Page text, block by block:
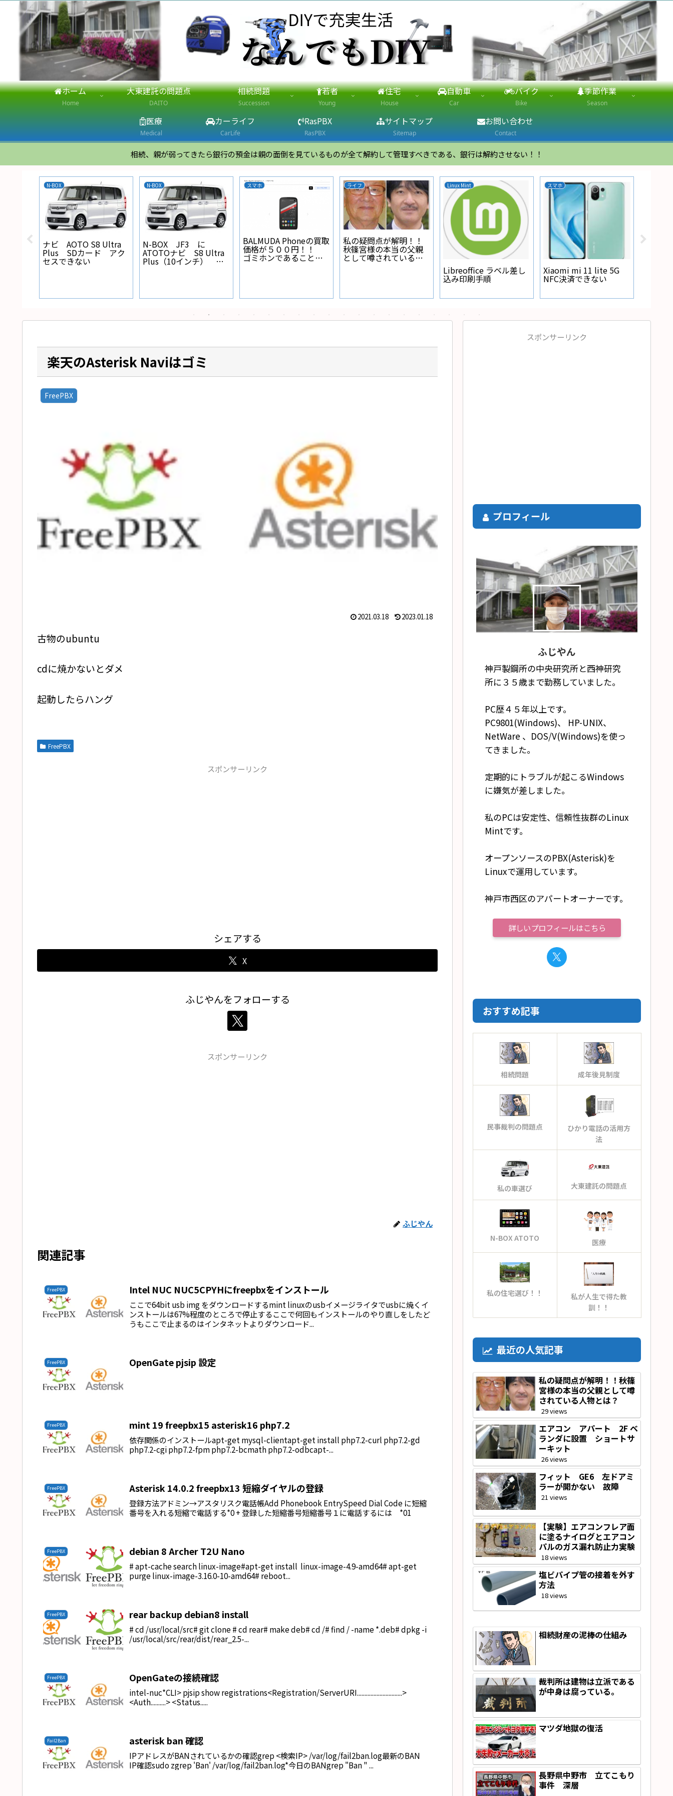
ホーム
Home
大東建託の問題点
DAITO
相続問題
Succession
若者
Young
住宅
House
自動車
Car
バイク
Bike
季節作業
Season
医療
Medical
カーライフ
CarLife
RasPBX
RasPBX
サイトマップ
Sitemap
お問い合わせ
Contact
相続、親が弱ってきたら銀行の預金は親の面倒を見ているものが全て解約して管理すべきである、銀行は解約させない！！
N-BOX
ナビ AOTO S8 Ultra
Plus SDカード アク
セスできない
N-BOX
N-BOX JF3 に
ATOTOナビ S8 Ultra
Plus（10インチ） を
取り付けた
スマホ
BALMUDA Phoneの買取
価格が５００円！！
ゴミホンであることが
ライフ
私の疑問点が解明！！
秋篠宮様の本当の父親
として噂されている人
Linux Mint
Libreoffice ラベル差し
込み印刷手順
スマホ
Xiaomi mi 11 lite 5G
NFC決済できない
楽天のAsterisk Naviはゴミ
FreePBX
2021.03.18 2023.01.18
古物のubuntu
cdに焼かないとダメ
起動したらハング
FreePBX
スポンサーリンク
シェアする
X
ふじやんをフォローする
スポンサーリンク
ふじやん
関連記事
FreePBX Intel NUC NUC5CPYHにfreepbxをインストール
ここで64bit usb img をダウンロードするmint linuxのusbイメージライタでusbに焼くイ
ンストールは67%程度のところで停止するここで何回もインストールのやり直しをしたど
うもここで止まるのはインタネットよりダウンロード...
FreePBX OpenGate pjsip 設定
FreePBX mint 19 freepbx15 asterisk16 php7.2
依存関係のインストールapt-get mysql-clientapt-get install php7.2-curl php7.2-gd
php7.2-cgi php7.2-fpm php7.2-bcmath php7.2-odbcapt-...
FreePBX Asterisk 14.0.2 freepbx13 短縮ダイヤルの登録
登録方法アドミン→アスタリスク電話帳Add Phonebook EntrySpeed Dial Code に短縮
番号を入れる短縮で電話する*0 + 登録した短縮番号短縮番号１に電話するには *01
FreePBX debian 8 Archer T2U Nano
# apt-cache search linux-image#apt-get install linux-image-4.9-amd64# apt-get
purge linux-image-3.16.0-10-amd64# reboot...
FreePBX rear backup debian8 install
# cd /usr/local/src# git clone # cd rear# make deb# cd /# find / -name *.deb# dpkg -i
/usr/local/src/rear/dist/rear_2.5-...
FreePBX OpenGateの接続確認
intel-nuc*CLI> pjsip show registrations<Registration/ServerURI..............................>
<Auth..........> <Status.....
Fail2Ban asterisk ban 確認
IPアドレスがBANされているかの確認grep <検索IP> /var/log/fail2ban.log最新のBAN
IP確認sudo zgrep 'Ban' /var/log/fail2ban.log*今日のBANgrep "Ban " ...
スポンサーリンク
プロフィール
ふじやん
神戸製鋼所の中央研究所と西神研究
所に３５歳まで勤務していました。
PC歴４５年以上です。
PC9801(Windows)、 HP-UNIX、
NetWare 、DOS/V(Windows)を使っ
てきました。
定期的にトラブルが起こるWindows
に嫌気が差しました。
私のPCは安定性、信頼性抜群のLinux
Mintです。
オープンソースのPBX(Asterisk)を
Linuxで運用しています。
神戸市西区のアパートオーナーです。
詳しいプロフィールはこちら
おすすめ記事
相続問題 成年後見制度
民事裁判の問題点
ひかり電話の活用方
法
私の車選び 大東建託の問題点
N-BOX ATOTO 医療
私の住宅選び！！
私が人生で得た教
訓！！
最近の人気記事
私の疑問点が解明！！秋篠
宮様の本当の父親として噂
されている人物とは？
29 views
エアコン アパート 2F ベ
ランダに設置 ショートサ
ーキット
26 views
フィット GE6 左ドアミ
ラーが開かない 故障
21 views
【実験】エアコンフレア面
に塗るナイログとエアコン
パルのガス漏れ防止力実験
18 views
塩ビパイプ管の接着を外す
方法
18 views
相続財産の泥棒の仕組み
裁判所は建物は立派である
が中身は腐っている。
マツダ地獄の復活
長野県中野市 立てこもり
事件 深層